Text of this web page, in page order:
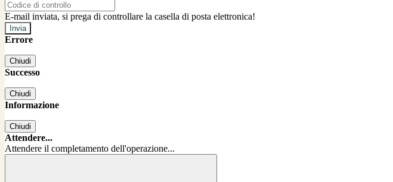
E-mail inviata, si prega di controllare la casella di posta elettronica!
Errore
Chiudi
Successo
Chiudi
Informazione
Chiudi
Attendere...
Attendere il completamento dell'operazione...